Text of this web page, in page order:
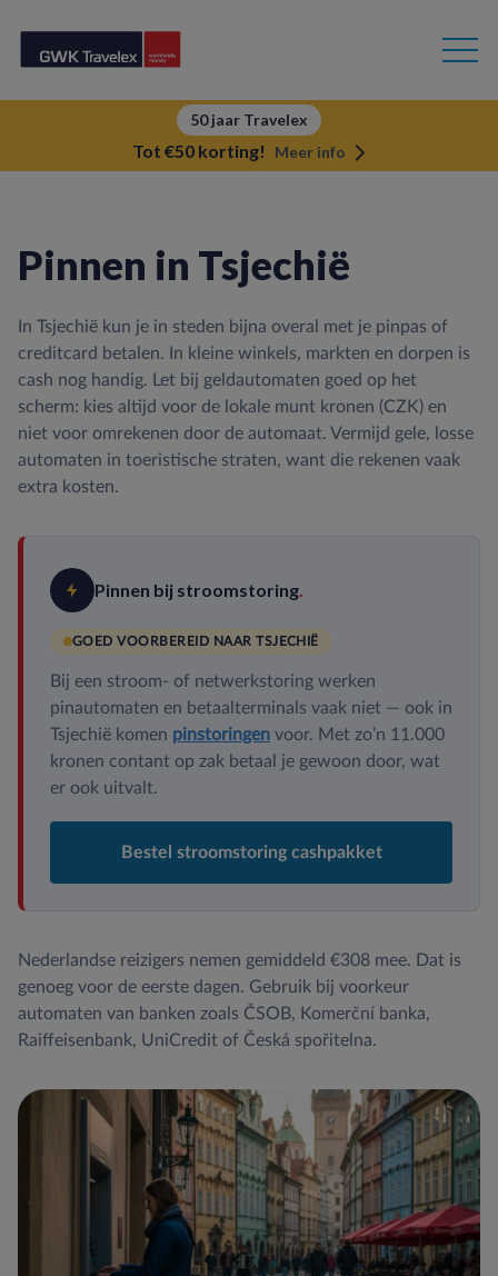
50 jaar Travelex
Tot €50 korting! Meer info
Pinnen in Tsjechië
In Tsjechië kun je in steden bijna overal met je pinpas of
creditcard betalen. In kleine winkels, markten en dorpen is
cash nog handig. Let bij geldautomaten goed op het
scherm: kies altijd voor de lokale munt kronen (CZK) en
niet voor omrekenen door de automaat. Vermijd gele, losse
automaten in toeristische straten, want die rekenen vaak
extra kosten.
Pinnen bij stroomstoring.
GOED VOORBEREID NAAR TSJECHIË
Bij een stroom- of netwerkstoring werken
pinautomaten en betaalterminals vaak niet — ook in
Tsjechië komen pinstoringen voor. Met zo’n 11.000
kronen contant op zak betaal je gewoon door, wat
er ook uitvalt.
Bestel stroomstoring cashpakket
Nederlandse reizigers nemen gemiddeld €308 mee. Dat is
genoeg voor de eerste dagen. Gebruik bij voorkeur
automaten van banken zoals ČSOB, Komerční banka,
Raiffeisenbank, UniCredit of Česká spořitelna.